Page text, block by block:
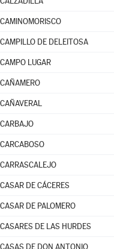
CAMINOMORISCO
CAMPILLO DE DELEITOSA
CAMPO LUGAR
CAÑAMERO
CAÑAVERAL
CARBAJO
CARCABOSO
CARRASCALEJO
CASAR DE CÁCERES
CASAR DE PALOMERO
CASARES DE LAS HURDES
CASAS DE DON ANTONIO